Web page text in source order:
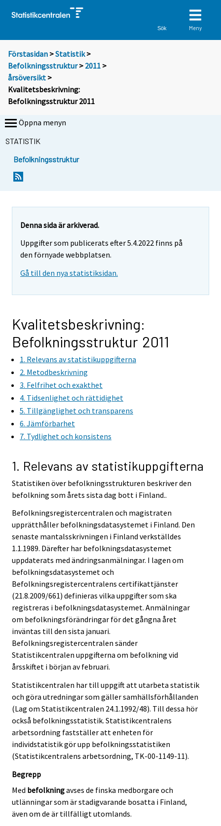
Sök Meny
Förstasidan >Statistik >
Befolkningsstruktur> 2011 >
årsöversikt >
Kvalitetsbeskrivning:
Befolkningsstruktur 2011
Öppna menyn
STATISTIK
Befolkningsstruktur
Denna sida är arkiverad.
Uppgifter som publicerats efter 5.4.2022 finns på
den förnyade webbplatsen.
Gå till den nya statistiksidan.
Kvalitetsbeskrivning:
Befolkningsstruktur 2011
1. Relevans av statistikuppgifterna
2. Metodbeskrivning
3. Felfrihet och exakthet
4. Tidsenlighet och rättidighet
5. Tillgänglighet och transparens
6. Jämförbarhet
7. Tydlighet och konsistens
1. Relevans av statistikuppgifterna
Statistiken över befolkningsstrukturen beskriver den
befolkning som årets sista dag bott i Finland..
Befolkningsregistercentralen och magistraten
upprätthåller befolkningsdatasystemet i Finland. Den
senaste mantalsskrivningen i Finland verkställdes
1.1.1989. Därefter har befolkningsdatasystemet
uppdaterats med ändringsanmälningar. I lagen om
befolkningsdatasystemet och
Befolkningsregistercentralens certifikattjänster
(21.8.2009/661) definieras vilka uppgifter som ska
registreras i befolkningsdatasystemet. Anmälningar
om befolkningsförändringar för det gångna året
inväntas till den sista januari.
Befolkningsregistercentralen sänder
Statistikcentralen uppgifterna om befolkning vid
årsskiftet i början av februari.
Statistikcentralen har till uppgift att utarbeta statistik
och göra utredningar som gäller samhällsförhållanden
(Lag om Statistikcentralen 24.1.1992/48). Till dessa hör
också befolkningsstatistik. Statistikcentralens
arbetsordning fastställer att enheten för
individstatistik gör upp befolkningsstatistiken
(Statistikcentralens arbetsordning, TK-00-1149-11).
Begrepp
Med befolkningavses de finska medborgare och
utlänningar som är stadigvarande bosatta i Finland,
även om de är tillfälligt utomlands.